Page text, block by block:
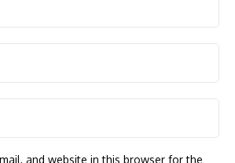
and website in this browser for the